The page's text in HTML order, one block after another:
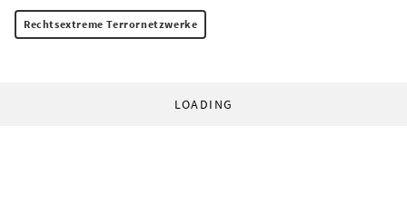
Rechtsextreme Terrornetzwerke
LOADING